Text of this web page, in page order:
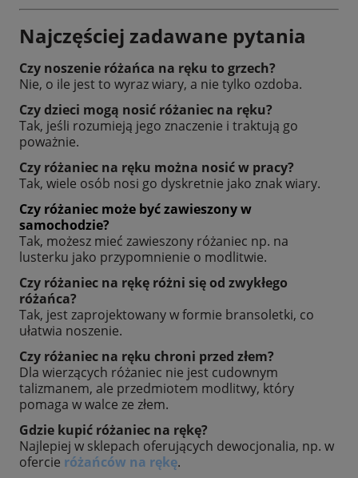
Najczęściej zadawane pytania
Czy noszenie różańca na ręku to grzech?
Nie, o ile jest to wyraz wiary, a nie tylko ozdoba.
Czy dzieci mogą nosić różaniec na ręku?
Tak, jeśli rozumieją jego znaczenie i traktują go
poważnie.
Czy różaniec na ręku można nosić w pracy?
Tak, wiele osób nosi go dyskretnie jako znak wiary.
Czy różaniec może być zawieszony w
samochodzie?
Tak, możesz mieć zawieszony różaniec np. na
lusterku jako przypomnienie o modlitwie.
Czy różaniec na rękę różni się od zwykłego
różańca?
Tak, jest zaprojektowany w formie bransoletki, co
ułatwia noszenie.
Czy różaniec na ręku chroni przed złem?
Dla wierzących różaniec nie jest cudownym
talizmanem, ale przedmiotem modlitwy, który
pomaga w walce ze złem.
Gdzie kupić różaniec na rękę?
Najlepiej w sklepach oferujących dewocjonalia, np. w
ofercie różańców na rękę.